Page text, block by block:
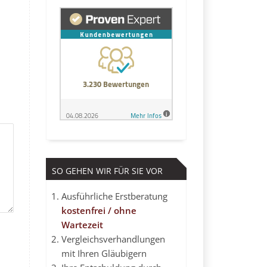
SO GEHEN WIR FÜR SIE VOR
Ausführliche Erstberatung
kostenfrei / ohne
Wartezeit
Vergleichsverhandlungen
mit Ihren Gläubigern